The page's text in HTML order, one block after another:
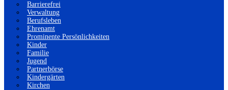
Barrierefrei
Verwaltung
Berufsleben
Ehrenamt
Prominente Persönlichkeiten
Kinder
Familie
Jugend
Partnerbörse
Kindergärten
Kirchen